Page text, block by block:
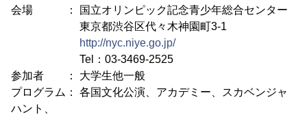
会場 ： 国立オリンピック記念青少年総合センター
東京都渋谷区代々木神園町3-1
http://nyc.niye.go.jp/
Tel：03-3469-2525
参加者 ： 大学生他一般
プログラム： 各国文化公演、アカデミー、スカベンジャ
ハント、